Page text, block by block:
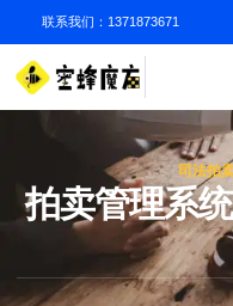
联系我们：1371873671
司法拍
拍卖管理系